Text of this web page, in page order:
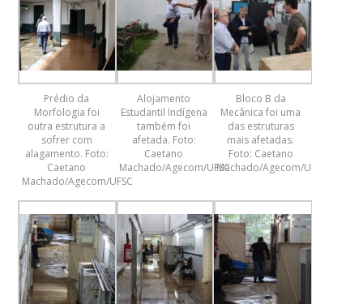
Prédio da
Morfologia foi
outra estrutura a
sofrer com
alagamento. Foto:
Caetano
Machado/Agecom/UFSC
Alojamento
Estudantil Indígena
também foi
afetada. Foto:
Caetano
Machado/Agecom/UFSC
Bloco B da
Mecânica foi uma
das estruturas
mais afetadas.
Foto: Caetano
Machado/Agecom/UFSC